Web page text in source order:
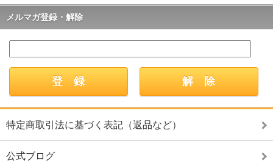
メルマガ登録・解除
特定商取引法に基づく表記（返品など）
公式ブログ